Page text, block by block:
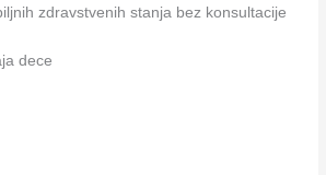
zdravstvenih stanja bez konsultacije
dece